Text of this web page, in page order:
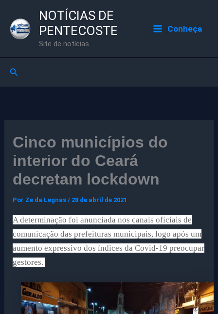
para
NOTÍCIAS DE
PENTECOSTE
Site de notícias
Conheça
Pesquisar
Cinco municípios do
interior do Ceará
decretam lockdown
Por Ze da Legnas/ 28 de abril de 2021
A determinação foi anunciada nos canais oficiais de
comunicação das prefeituras municipais, logo após um
aumento expressivo dos índices da Covid-19 preocupar
gestores.